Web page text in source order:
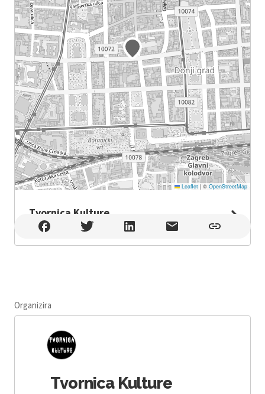
Leaflet |© OpenStreetMap
Tvornica Kulture
Tvornica Kulture , Zagreb
Organizira
Tvornica Kulture